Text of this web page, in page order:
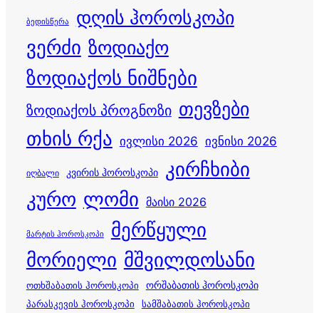
ბედისწერა დღის ჰოროსკოპი
ვერძი ზოდიაქო
ზოდიაქოს ნიშნები
ზოდიაქოს პროგნოზი თევზები
თხის რქა ივლისი 2026 ივნისი 2026
იღბალი კვირის ჰოროსკოპი
კირჩხიბი
კურო ლომი მაისი 2026
მარტის ჰოროსკოპი მერწყული
მორიელი მშვილდოსანი
ოთხშაბათის ჰოროსკოპი
ორშაბათის ჰოროსკოპი
პარასკევის ჰოროსკოპი
სამშაბათის ჰოროსკოპი